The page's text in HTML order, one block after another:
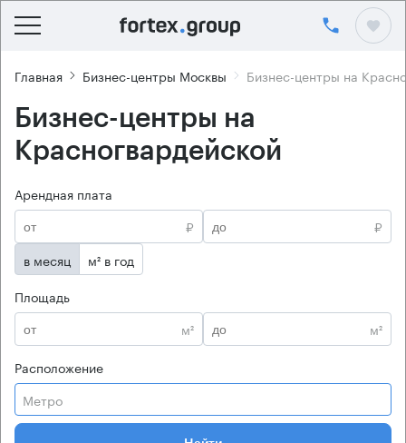
Главная Бизнес-центры Москвы Бизнес-центры на
Бизнес-центры на
Красногвардейской
Арендная плата
₽
₽
в месяц
м² в год
Площадь
м²
м²
Расположение
Метро